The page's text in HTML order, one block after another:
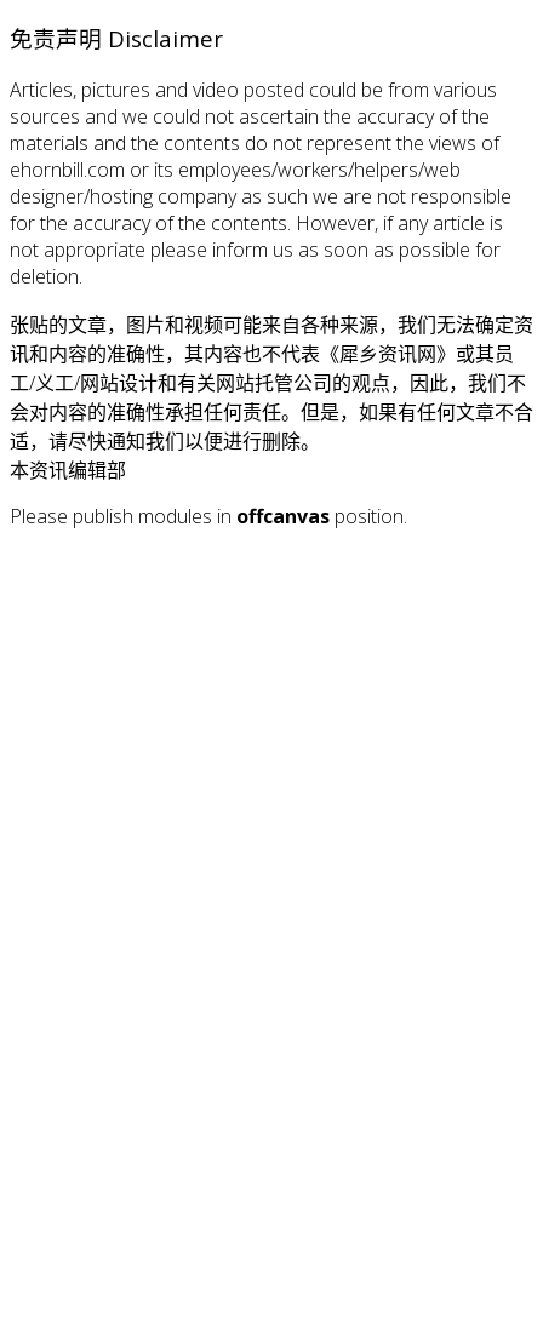
免责声明 Disclaimer
Articles, pictures and video posted could be from various
sources and we could not ascertain the accuracy of the
materials and the contents do not represent the views of
ehornbill.com or its employees/workers/helpers/web
designer/hosting company as such we are not responsible
for the accuracy of the contents. However, if any article is
not appropriate please inform us as soon as possible for
deletion.
张贴的文章，图片和视频可能来自各种来源，我们无法确定资
讯和内容的准确性，其内容也不代表《犀乡资讯网》或其员
工/义工/网站设计和有关网站托管公司的观点，因此，我们不
会对内容的准确性承担任何责任。但是，如果有任何文章不合
适，请尽快通知我们以便进行删除。
本资讯编辑部
Please publish modules in offcanvas position.